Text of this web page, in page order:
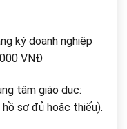
ký doanh nghiệp
VNĐ
tâm giáo dục:
sơ đủ hoặc thiếu).